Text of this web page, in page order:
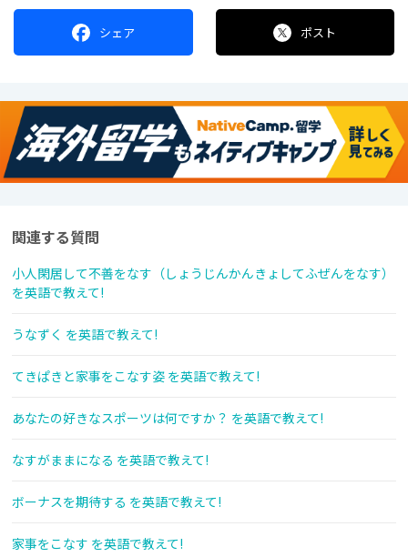
シェア ポスト
関連する質問
小人閑居して不善をなす（しょうじんかんきょしてふぜんをなす）
を英語で教えて!
うなずく を英語で教えて!
てきぱきと家事をこなす姿 を英語で教えて!
あなたの好きなスポーツは何ですか？ を英語で教えて!
なすがままになる を英語で教えて!
ボーナスを期待する を英語で教えて!
家事をこなす を英語で教えて!